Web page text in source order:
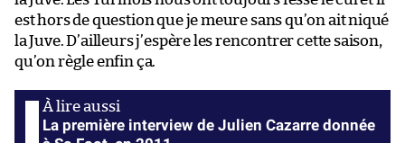
est hors de question que je meure sans qu’on ait niqué
la Juve. D’ailleurs j’espère les rencontrer cette saison,
qu’on règle enfin ça.
La première interview de Julien Cazarre donnée